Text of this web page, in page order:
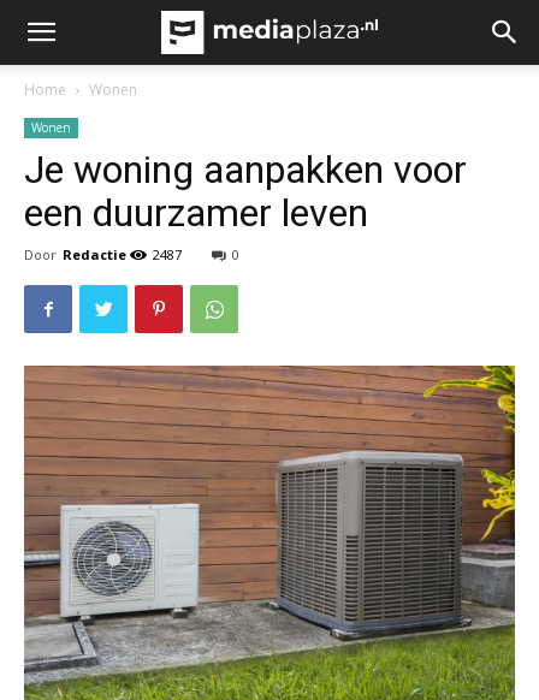
Home Wonen
Wonen
Je woning aanpakken voor
een duurzamer leven
Door Redactie 2487 0